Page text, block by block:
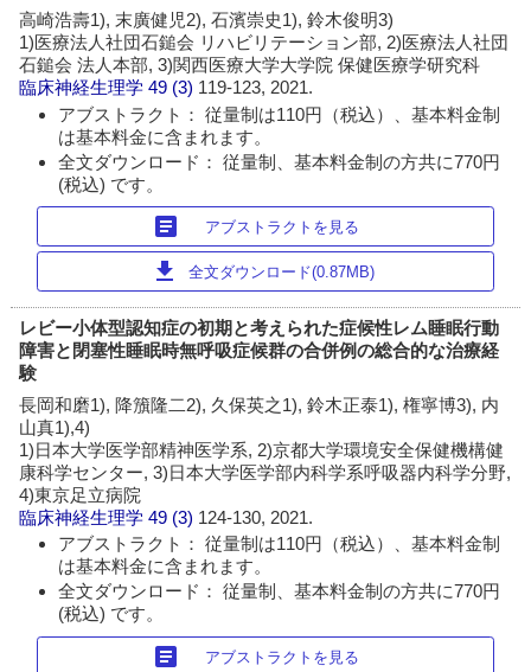
高崎浩壽1), 末廣健児2), 石濱崇史1), 鈴木俊明3)
1)医療法人社団石鎚会 リハビリテーション部, 2)医療法人社団
石鎚会 法人本部, 3)関西医療大学大学院 保健医療学研究科
臨床神経生理学 49 (3) 119-123, 2021.
アブストラクト： 従量制は110円（税込）、基本料金制
は基本料金に含まれます。
全文ダウンロード： 従量制、基本料金制の方共に770円
(税込) です。
article アブストラクトを見る
download 全文ダウンロード(0.87MB)
レビー小体型認知症の初期と考えられた症候性レム睡眠行動
障害と閉塞性睡眠時無呼吸症候群の合併例の総合的な治療経
験
長岡和磨1), 降籏隆二2), 久保英之1), 鈴木正泰1), 権寧博3), 内
山真1),4)
1)日本大学医学部精神医学系, 2)京都大学環境安全保健機構健
康科学センター, 3)日本大学医学部内科学系呼吸器内科学分野,
4)東京足立病院
臨床神経生理学 49 (3) 124-130, 2021.
アブストラクト： 従量制は110円（税込）、基本料金制
は基本料金に含まれます。
全文ダウンロード： 従量制、基本料金制の方共に770円
(税込) です。
article アブストラクトを見る